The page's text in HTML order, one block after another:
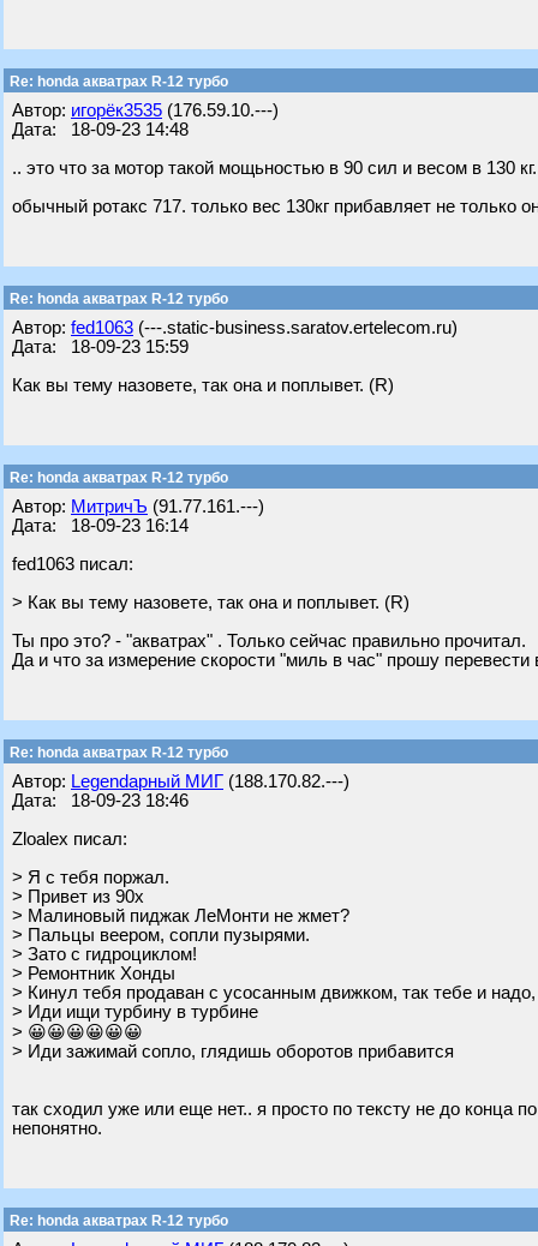
Re: honda акватрах R-12 турбо
Автор: игорёк3535 (176.59.10.---)
Дата: 18-09-23 14:48
.. это что за мотор такой мощьностью в 90 сил и весом в 130
обычный ротакс 717. только вес 130кг прибавляет не только
Re: honda акватрах R-12 турбо
Автор: fed1063 (---.static-business.saratov.ertelecom.ru)
Дата: 18-09-23 15:59
Как вы тему назовете, так она и поплывет. (R)
Re: honda акватрах R-12 турбо
Автор: МитричЪ (91.77.161.---)
Дата: 18-09-23 16:14
fed1063 писал:
> Как вы тему назовете, так она и поплывет. (R)
Ты про это? - "акватрах" . Только сейчас правильно прочитал.
Да и что за измерение скорости "миль в час" прошу
Re: honda акватрах R-12 турбо
Автор: Legendарный МИГ (188.170.82.---)
Дата: 18-09-23 18:46
Zloalex писал:
> Я с тебя поржал.
> Привет из 90х
> Малиновый пиджак ЛеМонти не жмет?
> Пальцы веером, сопли пузырями.
> Зато с гидроциклом!
> Ремонтник Хонды
> Кинул тебя продаван с усосанным движком, так тебе и
> Иди ищи турбину в турбине
> 😀😀😀😀😀😀
> Иди зажимай сопло, глядишь оборотов прибавится
так сходил уже или еще нет.. я просто по тексту не до конца
непонятно.
Re: honda акватрах R-12 турбо